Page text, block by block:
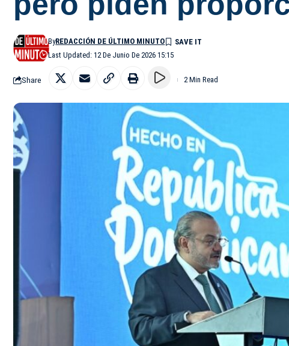
Last Updated: 12 De Junio De 2026 15:15
ByREDACCIÓN DE ÚLTIMO MINUTO
Share 2 Min Read